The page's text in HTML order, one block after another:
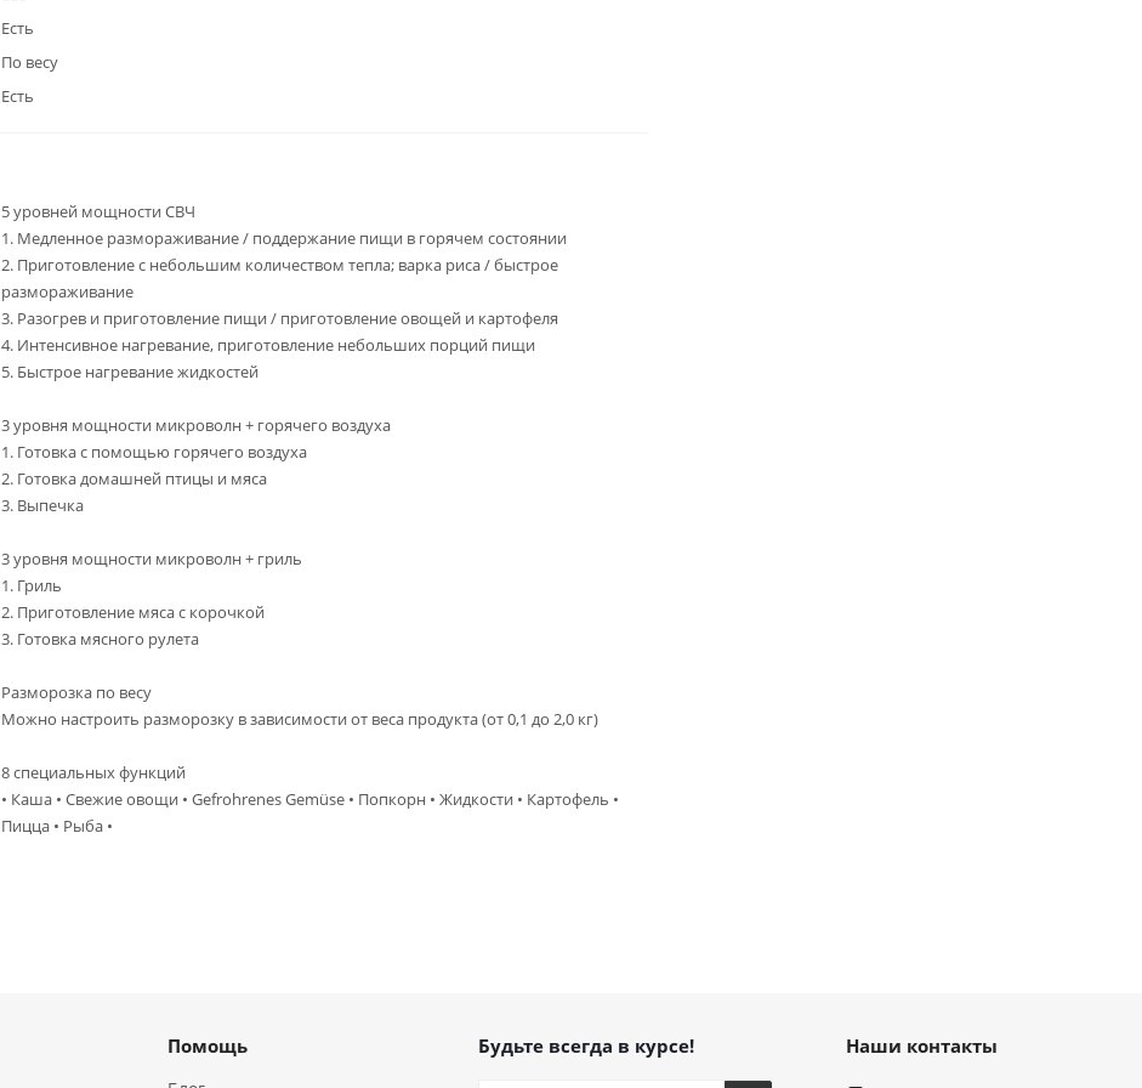
Есть
По весу
Есть
5 уровней мощности СВЧ
1. Медленное размораживание / поддержание пищи в горячем состоянии
2. Приготовление с небольшим количеством тепла; варка риса / быстрое
размораживание
3. Разогрев и приготовление пищи / приготовление овощей и картофеля
4. Интенсивное нагревание, приготовление небольших порций пищи
5. Быстрое нагревание жидкостей
3 уровня мощности микроволн + горячего воздуха
1. Готовка с помощью горячего воздуха
2. Готовка домашней птицы и мяса
3. Выпечка
3 уровня мощности микроволн + гриль
1. Гриль
2. Приготовление мяса с корочкой
3. Готовка мясного рулета
Разморозка по весу
Можно настроить разморозку в зависимости от веса продукта (от 0,1 до 2,0 кг)
8 специальных функций
• Каша • Свежие овощи • Gefrohrenes Gemüse • Попкорн • Жидкости • Картофель •
Пицца • Рыба •
Помощь Будьте всегда в курсе! Наши контакты